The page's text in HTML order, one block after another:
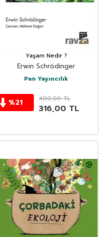
Yaşam Nedir ?
Erwin Schrödinger
Pan Yayıncılık
%21 400,00TL
316,00 TL